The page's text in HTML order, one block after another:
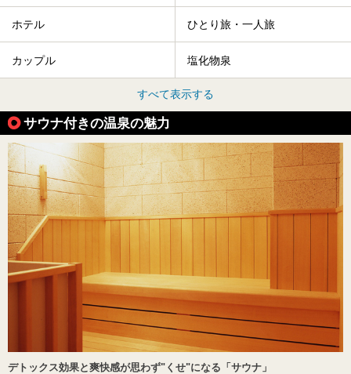
ホテル ひとり旅・一人旅
カップル 塩化物泉
すべて表示する
サウナ付きの温泉の魅力
デトックス効果と爽快感が思わず"くせ"になる「サウナ」